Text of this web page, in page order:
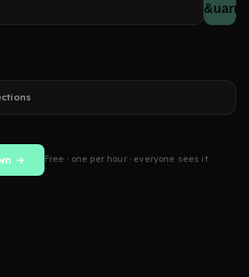
&uarr;
→ Free · one per hour · everyone sees it